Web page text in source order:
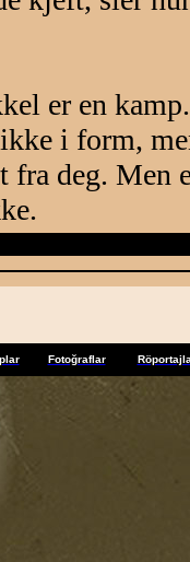
er en
i form,
fra deg. Men
Fotoğraflar